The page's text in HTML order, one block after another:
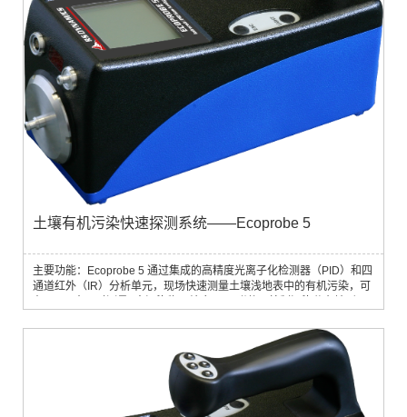
土壤有机污染快速探测系统——Ecoprobe 5
主要功能：Ecoprobe 5 通过集成的高精度光离子化检测器（PID）和四
通道红外（IR）分析单元，现场快速测量土壤浅地表中的有机污染，可
染调查和生物修复监测。